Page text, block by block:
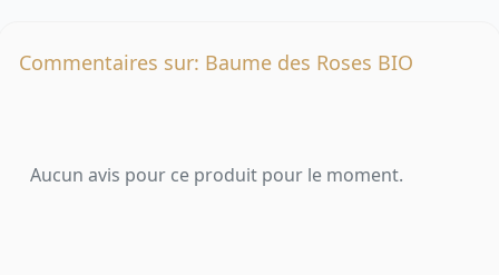
Commentaires sur: Baume des Roses BIO
Aucun avis pour ce produit pour le moment.